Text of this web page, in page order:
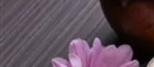
Skip to content